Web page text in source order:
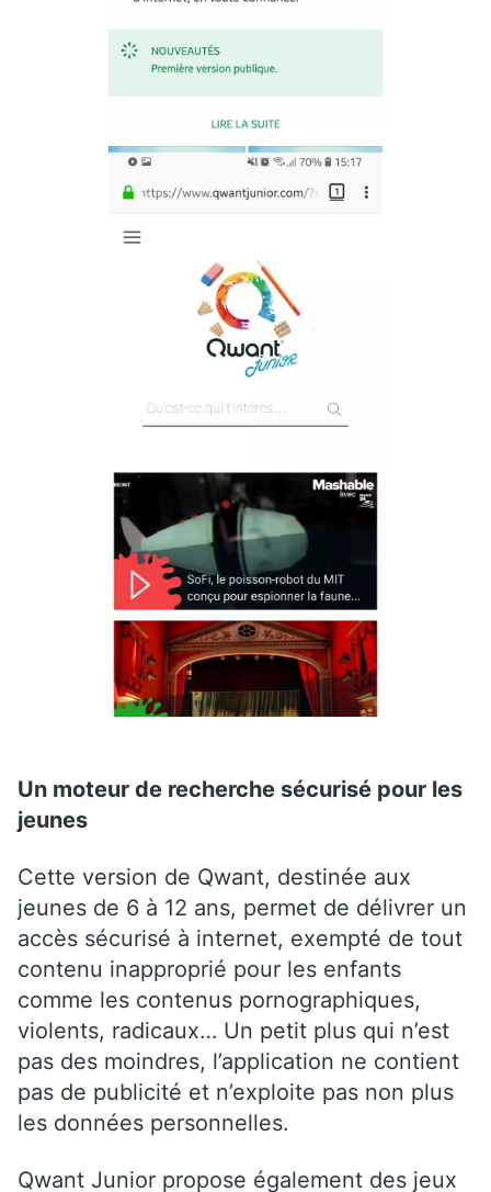
Un moteur de recherche sécurisé pour les
jeunes
Cette version de Qwant, destinée aux
jeunes de 6 à 12 ans, permet de délivrer un
accès sécurisé à internet, exempté de tout
contenu inapproprié pour les enfants
comme les contenus pornographiques,
violents, radicaux… Un petit plus qui n’est
pas des moindres, l’application ne contient
pas de publicité et n’exploite pas non plus
les données personnelles.
Qwant Junior propose également des jeux